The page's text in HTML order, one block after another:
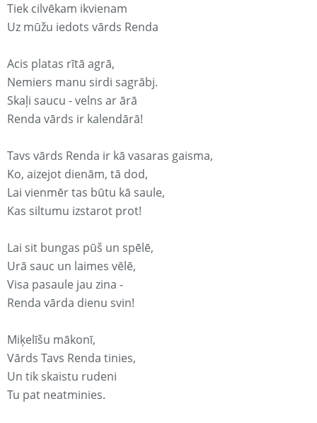
Tiek cilvēkam ikvienam
Uz mūžu iedots vārds Renda
Acis platas rītā agrā,
Nemiers manu sirdi sagrābj.
Skaļi saucu - velns ar ārā
Renda vārds ir kalendārā!
Tavs vārds Renda ir kā vasaras gaisma,
Ko, aizejot dienām, tā dod,
Lai vienmēr tas būtu kā saule,
Kas siltumu izstarot prot!
Lai sit bungas pūš un spēlē,
Urā sauc un laimes vēlē,
Visa pasaule jau zina -
Renda vārda dienu svin!
Miķelīšu mākonī,
Vārds Tavs Renda tinies,
Un tik skaistu rudeni
Tu pat neatminies.